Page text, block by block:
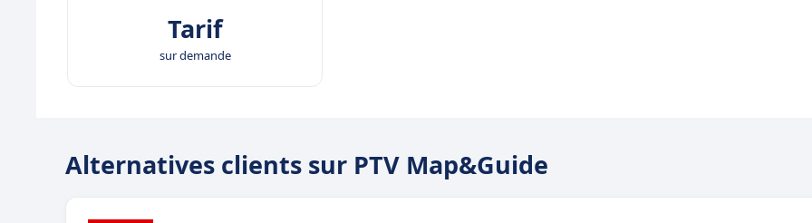
Tarif
sur demande
Alternatives clients sur PTV Map&Guide